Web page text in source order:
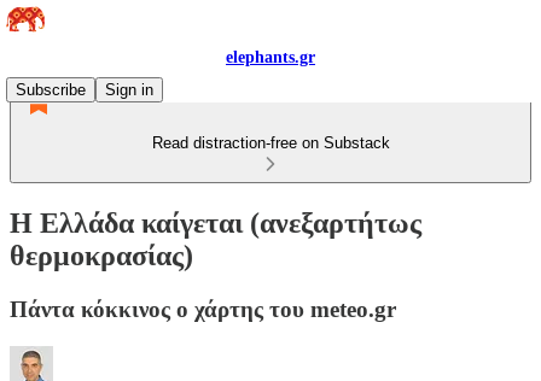
elephants.gr
Subscribe
Sign in
Read distraction-free on Substack
Η Ελλάδα καίγεται (ανεξαρτήτως
θερμοκρασίας)
Πάντα κόκκινος ο χάρτης του meteo.gr